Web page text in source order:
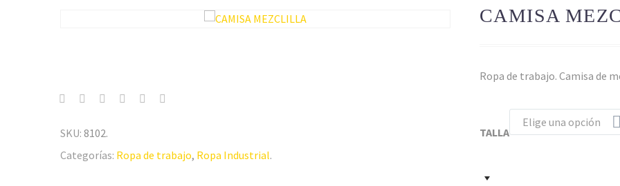
SKU: 8102.
Categorías: Ropa de trabajo, Ropa Industrial.
CAMISA
Ropa de trabajo. Camisa de
TALLA
Elige una opción